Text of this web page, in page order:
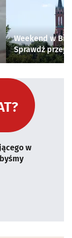
Weekend w
Sprawdź
w